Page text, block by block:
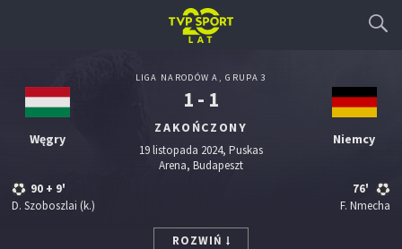
Węgry
90 + 9'
D. Szoboszlai (k.)
LIGA NARODÓW A, GRUPA 3
1 - 1
ZAKOŃCZONY
19 listopada 2024, Puskas
Arena, Budapeszt
Niemcy
76'
F. Nmecha
ROZWIŃ